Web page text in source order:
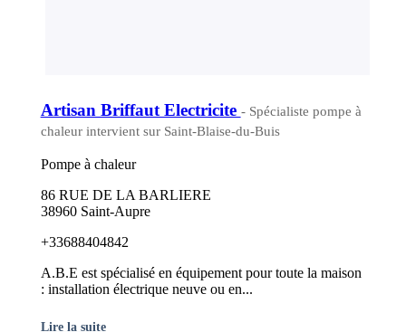
Artisan Briffaut Electricite - Spécialiste pompe à
chaleur intervient sur Saint-Blaise-du-Buis
Pompe à chaleur
86 RUE DE LA BARLIERE
38960 Saint-Aupre
+33688404842
A.B.E est spécialisé en équipement pour toute la maison
: installation électrique neuve ou en...
Lire la suite